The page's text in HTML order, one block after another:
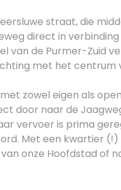
straat, die
direct in
van de Purmer-Zuid
met het centrum
zowel eigen als
door naar de
vervoer is prima
Met een kwartier
onze Hoofdstad of